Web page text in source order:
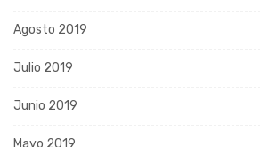
Agosto 2019
Julio 2019
Junio 2019
Mayo 2019